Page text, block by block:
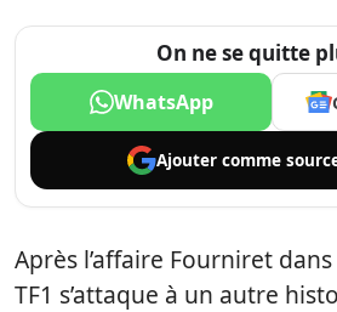
On ne se quitte
WhatsApp
Ajouter comme
Après l’affaire Fourniret dans
TF1 s’attaque à un autre